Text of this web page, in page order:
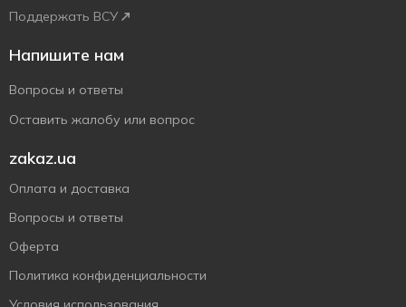
Поддержать ВСУ
Напишите нам
Вопросы и ответы
Оставить жалобу или вопрос
zakaz.ua
Оплата и доставка
Вопросы и ответы
Оферта
Политика конфиденциальности